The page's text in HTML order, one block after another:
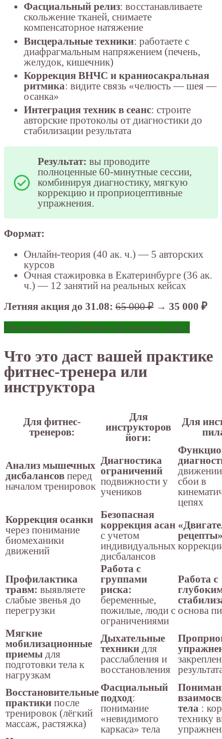
Фасциальный релиз: восстанавливаете
скольжение тканей, снимаете
компенсаторное натяжение
Висцеральные техники: работаете с
диафрагмальным напряжением (печень,
желудок, кишечник)
Коррекция ВНЧС и краниосакральная
ритмика: видите связь «челюсть — шея —
осанка»
Интеграция техник в сеанс: строите
авторские протоколы от диагностики до
стабилизации результата
Результат: вы проводите
полноценные 60-минутные сессии,
комбинируя диагностику, мягкую
коррекцию и проприоцептивные
упражнения.
Формат:
Онлайн-теория (40 ак. ч.) — 5 авторских
курсов
Очная стажировка в Екатеринбурге (36 ак.
ч.) — 12 занятий на реальных кейсах
Летняя акция до 31.08: 65 000 ₽ → 35 000 ₽
Посмотреть подробную программу курса
Что это даст вашей практике
фитнес-тренера или
инструктора
Для фитнес-
тренеров:
Для
инструкторов
йоги:
Для
Анализ мышечных
дисбалансов перед
началом тренировок
Диагностика
ограничений
подвижности у
учеников
сбои в
цепях
Коррекция осанки
через понимание
биомеханики
движений
Безопасная
коррекция асан
с учетом
индивидуальных
дисбалансов
Профилактика
травм: выявляете
слабые звенья до
перегрузки
Работа с
группами
риска:
беременные,
пожилые, люди с
ограничениями
Работа с
основа
Мягкие
мобилизационные
приемы для
подготовки тела к
нагрузкам
Дыхательные
техники для
расслабления и
восстановления
Восстановительные
практики после
тренировок (лёгкий
массаж, растяжка)
Фасциальный
подход:
понимание
«невидимого
каркаса» тела
тела :
технику